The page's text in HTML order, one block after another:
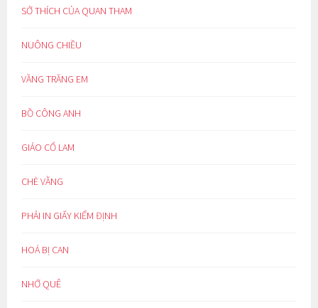
SỞ THÍCH CỦA QUAN THAM
NUÔNG CHIỀU
VẦNG TRĂNG EM
BỒ CÔNG ANH
GIẢO CỔ LAM
CHÈ VẰNG
PHẢI IN GIẤY KIỂM ĐỊNH
HOÁ BỊ CAN
NHỚ QUÊ